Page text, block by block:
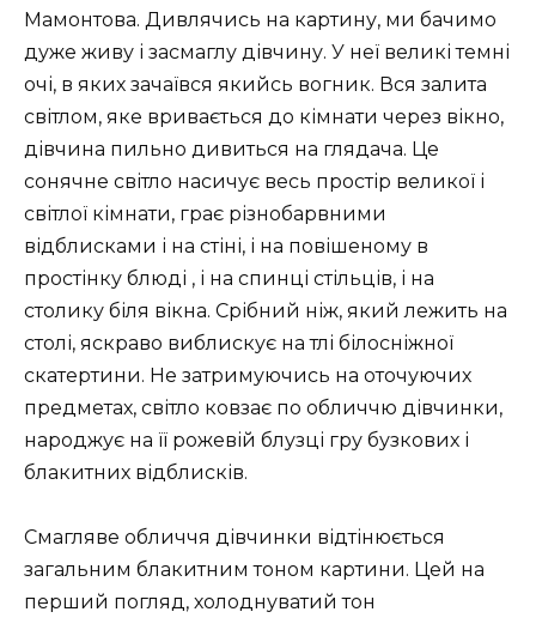
Мамонтова. Дивлячись на картину, ми бачимо
дуже живу і засмаглу дівчину. У неї великі темні
очі, в яких зачаївся якийсь вогник. Вся залита
світлом, яке вривається до кімнати через вікно,
дівчина пильно дивиться на глядача. Це
сонячне світло насичує весь простір великої і
світлої кімнати, грає різнобарвними
відблисками і на стіні, і на повішеному в
простінку блюді , і на спинці стільців, і на
столику біля вікна. Срібний ніж, який лежить на
столі, яскраво виблискує на тлі білосніжної
скатертини. Не затримуючись на оточуючих
предметах, світло ковзає по обличчю дівчинки,
народжує на її рожевій блузці гру бузкових і
блакитних відблисків.
Смагляве обличчя дівчинки відтінюється
загальним блакитним тоном картини. Цей на
перший погляд, холоднуватий тон